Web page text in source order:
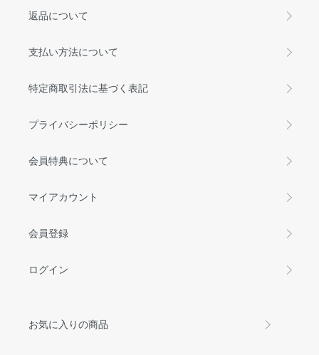
返品について
支払い方法について
特定商取引法に基づく表記
プライバシーポリシー
会員特典について
マイアカウント
会員登録
ログイン
お気に入りの商品